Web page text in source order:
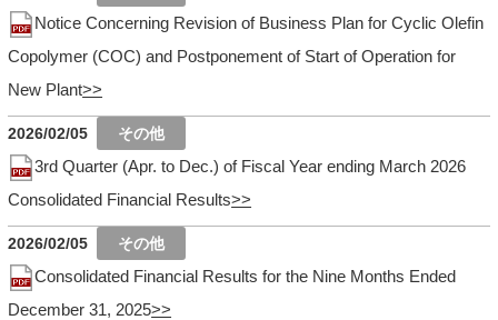
Notice Concerning Revision of Business Plan for Cyclic Olefin
Copolymer (COC) and Postponement of Start of Operation for
New Plant
2026/02/05
3rd Quarter (Apr. to Dec.) of Fiscal Year ending March 2026
Consolidated Financial Results
2026/02/05
Consolidated Financial Results for the Nine Months Ended
December 31, 2025